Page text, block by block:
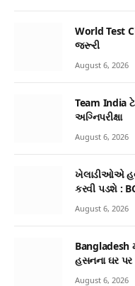
World Test
જરૂરી
August 6, 2026
Team India
અગ્નિપરીક્ષા
August 6, 2026
ખેલાડીઓએ હવે
કરવી પડશે :
August 6, 2026
Bangladesh
હસનના ઘર
August 6, 2026